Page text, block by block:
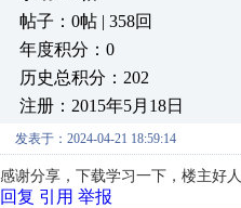
帖子：0帖 | 358回
年度积分：0
历史总积分：202
注册：2015年5月18日
发表于：2024-04-21 18:59:14
感谢分享，下载学习一下，楼主好人
回复 引用 举报